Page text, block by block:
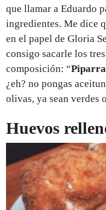
que llamar a Eduardo
ingredientes. Me dice
en el papel de Gloria
consigo sacarle los
composición: “
¿eh? no pongas
olivas, ya sean verdes
Huevos